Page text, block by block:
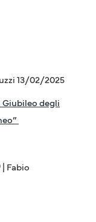
13/02/2025
Giubileo degli
| Fabio